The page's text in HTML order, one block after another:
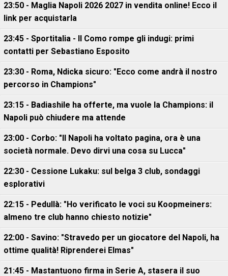
23:50 - Maglia Napoli 2026 2027 in vendita online! Ecco il
link per acquistarla
23:45 - Sportitalia - Il Como rompe gli indugi: primi
contatti per Sebastiano Esposito
23:30 - Roma, Ndicka sicuro: "Ecco come andrà il nostro
percorso in Champions"
23:15 - Badiashile ha offerte, ma vuole la Champions: il
Napoli può chiudere ma attende
23:00 - Corbo: "Il Napoli ha voltato pagina, ora è una
società normale. Devo dirvi una cosa su Lucca"
22:30 - Cessione Lukaku: sul belga 3 club, sondaggi
esplorativi
22:15 - Pedullà: "Ho verificato le voci su Koopmeiners:
almeno tre club hanno chiesto notizie"
22:00 - Savino: "Stravedo per un giocatore del Napoli, ha
ottime qualità! Riprenderei Elmas"
21:45 - Mastantuono firma in Serie A, stasera il suo